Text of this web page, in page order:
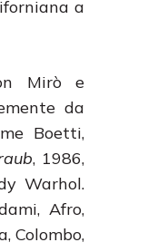
a
Mirò e
da
Boetti,
, 1986,
Warhol.
Afro,
Colombo,